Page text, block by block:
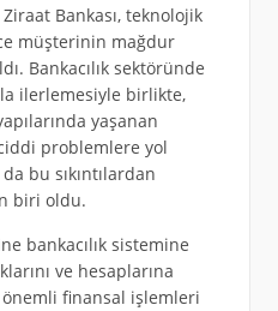
Bankası, teknolojik
müşterinin mağdur
Bankacılık sektöründe
ilerlemesiyle birlikte,
yaşanan
problemlere yol
bu sıkıntılardan
biri oldu.
bankacılık sistemine
ve hesaplarına
finansal işlemleri